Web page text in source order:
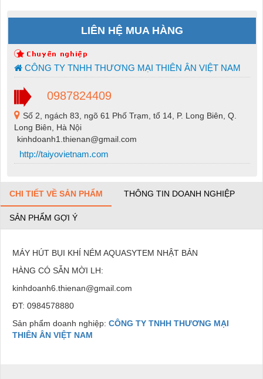
LIÊN HỆ MUA HÀNG
CÔNG TY TNHH THƯƠNG MẠI THIÊN ÂN VIỆT NAM
0987824409
Số 2, ngách 83, ngõ 61 Phố Trạm, tổ 14, P. Long Biên, Q.
Long Biên, Hà Nội
kinhdoanh1.thienan@gmail.com
http://taiyovietnam.com
CHI TIẾT VỀ SẢN PHẨM THÔNG TIN DOANH NGHIỆP
SẢN PHẨM GỢI Ý
MÁY HÚT BỤI KHÍ NÉM AQUASYTEM NHẬT BẢN
HÀNG CÓ SẴN MỜI LH:
kinhdoanh6.thienan@gmail.com
ĐT: 0984578880
Sản phẩm doanh nghiệp: CÔNG TY TNHH THƯƠNG MẠI
THIÊN ÂN VIỆT NAM